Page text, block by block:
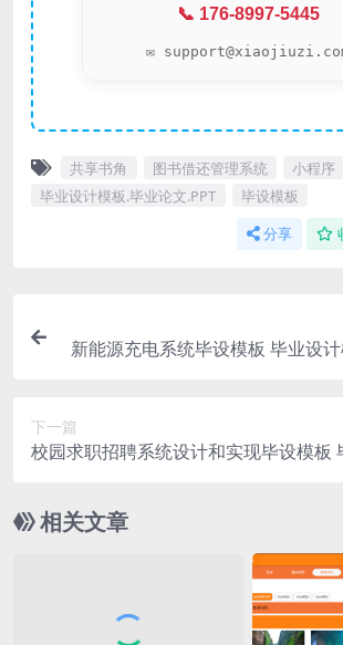
📞 176-8997-5445
✉️
共享书角 图书借还管理系统
小程序
毕业设计模板.毕业论文.PPT
毕设模板
分享
新能源充电系统毕设模板 毕业设
下一篇
校园求职招聘系统设计和实现毕设模板
相关文章